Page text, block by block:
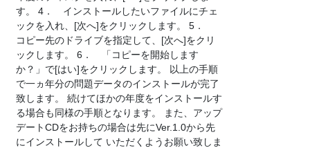
す。 4． インストールしたいファイルにチェ
ックを入れ、[次へ]をクリックします。 5．
コピー先のドライブを指定して、[次へ]をクリ
ックします。 6． 「コピーを開始します
か？」で[はい]をクリックします。 以上の手順
で一ヵ年分の問題データのインストールが完了
致します。 続けてほかの年度をインストールす
る場合も同様の手順となります。 また、アップ
デートCDをお持ちの場合は先にVer.1.0から先
にインストールして いただくようお願い致しま